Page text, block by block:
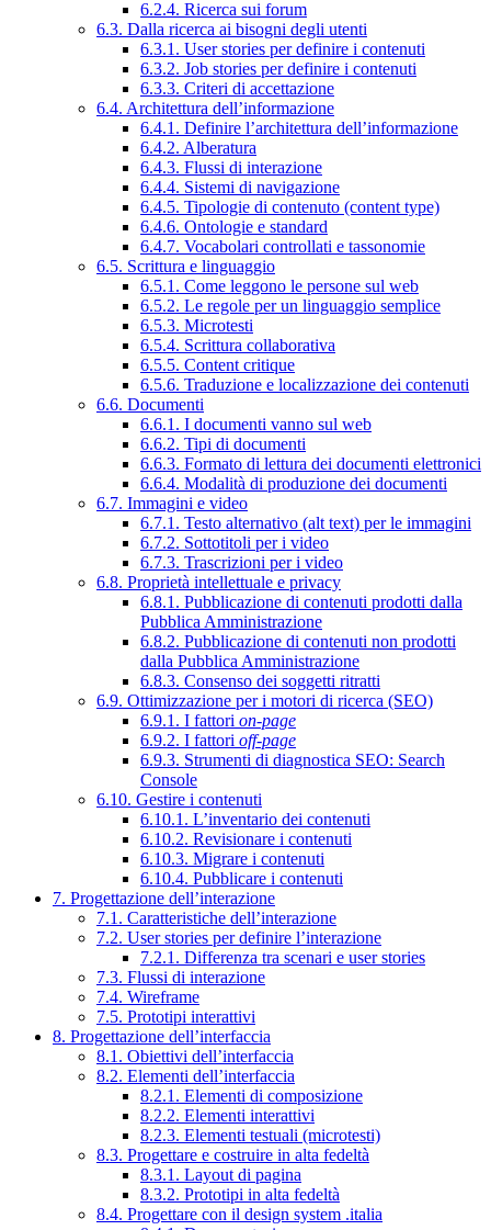
6.2.4. Ricerca sui forum
6.3. Dalla ricerca ai bisogni degli utenti
6.3.1. User stories per definire i contenuti
6.3.2. Job stories per definire i contenuti
6.3.3. Criteri di accettazione
6.4. Architettura dell’informazione
6.4.1. Definire l’architettura dell’informazione
6.4.2. Alberatura
6.4.3. Flussi di interazione
6.4.4. Sistemi di navigazione
6.4.5. Tipologie di contenuto (content type)
6.4.6. Ontologie e standard
6.4.7. Vocabolari controllati e tassonomie
6.5. Scrittura e linguaggio
6.5.1. Come leggono le persone sul web
6.5.2. Le regole per un linguaggio semplice
6.5.3. Microtesti
6.5.4. Scrittura collaborativa
6.5.5. Content critique
6.5.6. Traduzione e localizzazione dei contenuti
6.6. Documenti
6.6.1. I documenti vanno sul web
6.6.2. Tipi di documenti
6.6.3. Formato di lettura dei documenti elettronici
6.6.4. Modalità di produzione dei documenti
6.7. Immagini e video
6.7.1. Testo alternativo (alt text) per le immagini
6.7.2. Sottotitoli per i video
6.7.3. Trascrizioni per i video
6.8. Proprietà intellettuale e privacy
6.8.1. Pubblicazione di contenuti prodotti dalla
Pubblica Amministrazione
6.8.2. Pubblicazione di contenuti non prodotti
dalla Pubblica Amministrazione
6.8.3. Consenso dei soggetti ritratti
6.9. Ottimizzazione per i motori di ricerca (SEO)
6.9.1. I fattori on-page
6.9.2. I fattori off-page
6.9.3. Strumenti di diagnostica SEO: Search
Console
6.10. Gestire i contenuti
6.10.1. L’inventario dei contenuti
6.10.2. Revisionare i contenuti
6.10.3. Migrare i contenuti
6.10.4. Pubblicare i contenuti
7. Progettazione dell’interazione
7.1. Caratteristiche dell’interazione
7.2. User stories per definire l’interazione
7.2.1. Differenza tra scenari e user stories
7.3. Flussi di interazione
7.4. Wireframe
7.5. Prototipi interattivi
8. Progettazione dell’interfaccia
8.1. Obiettivi dell’interfaccia
8.2. Elementi dell’interfaccia
8.2.1. Elementi di composizione
8.2.2. Elementi interattivi
8.2.3. Elementi testuali (microtesti)
8.3. Progettare e costruire in alta fedeltà
8.3.1. Layout di pagina
8.3.2. Prototipi in alta fedeltà
8.4. Progettare con il design system .italia